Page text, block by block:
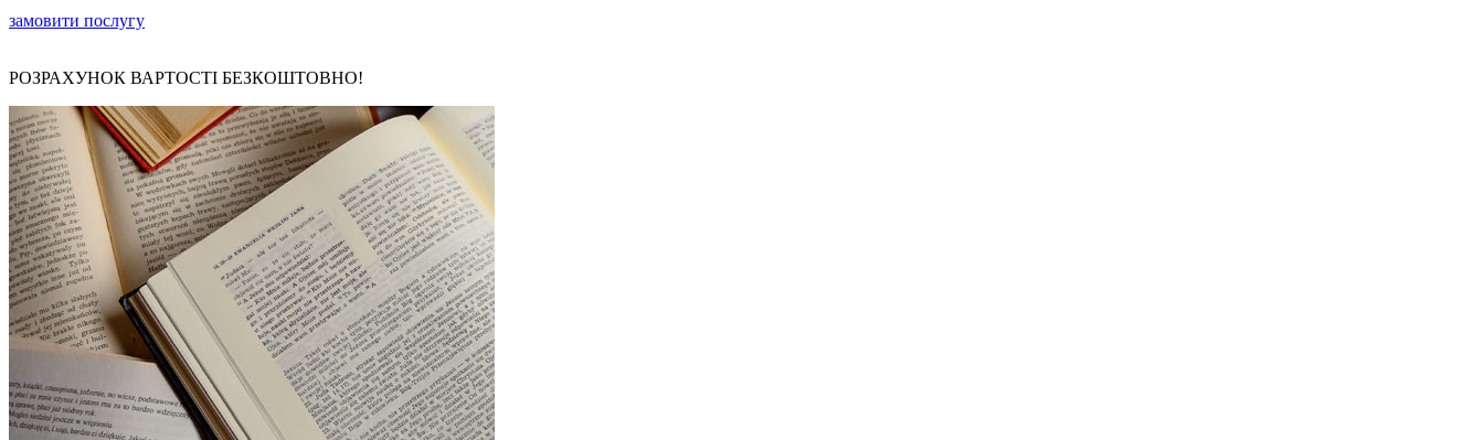
замовити послугу
РОЗРАХУНОК ВАРТОСТІ БЕЗКОШТОВНО!